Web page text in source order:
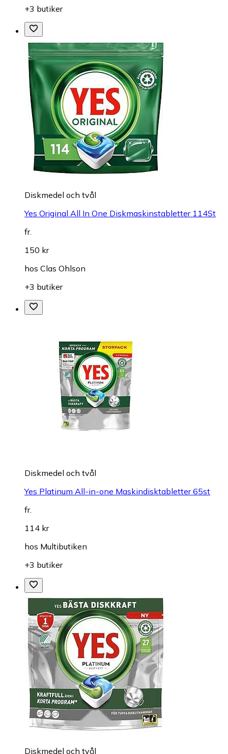
+3 butiker
Diskmedel och tvål
Yes Original All In One Diskmaskinstabletter 114St
fr.
150 kr
hos Clas Ohlson
+3 butiker
Diskmedel och tvål
Yes Platinum All-in-one Maskindisktabletter 65st
fr.
114 kr
hos Multibutiken
+3 butiker
Diskmedel och tvål